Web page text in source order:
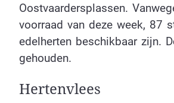
Oostvaardersplassen.
voorraad van deze week, 87
edelherten beschikbaar zijn.
gehouden.
Hertenvlees